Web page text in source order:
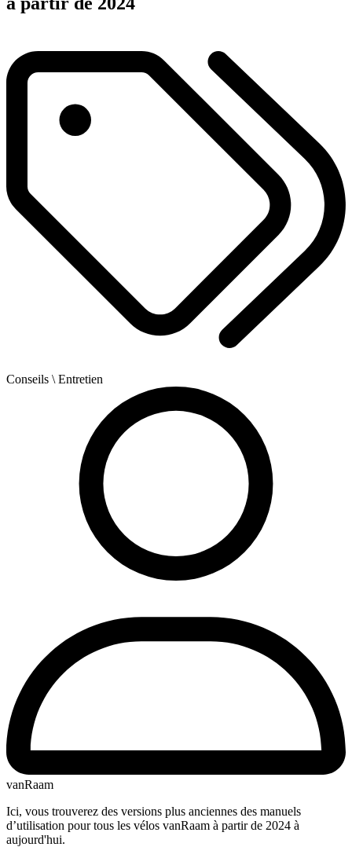
Conseils \ Entretien
vanRaam
Ici, vous trouverez des versions plus anciennes des manuels
d’utilisation pour tous les vélos vanRaam à partir de 2024 à
aujourd'hui.